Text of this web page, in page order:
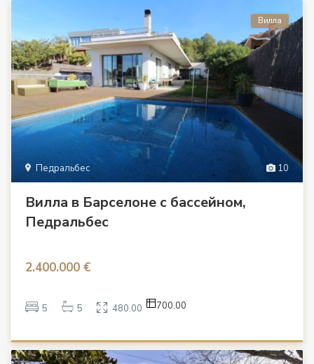
10
Педральбес
Вилла
Вилла в Барселоне с бассейном,
Педральбес
2.400.000 €
5 5 480.00 700.00